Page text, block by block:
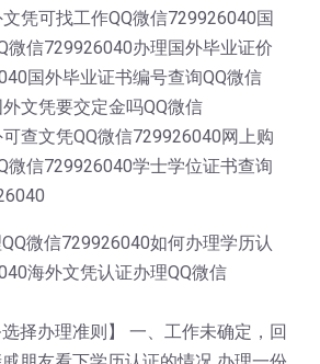
凭可找工作QQ微信729926040国
微信729926040办理国外毕业证价
国外毕业证书编号查询QQ微信
文凭要交定金吗QQ微信
查文凭QQ微信729926040网上购
微信729926040学士学位证书查询
微信729926040如何办理学历认
海外文凭认证办理QQ微信
择办理准则】 一、工作未确定，回